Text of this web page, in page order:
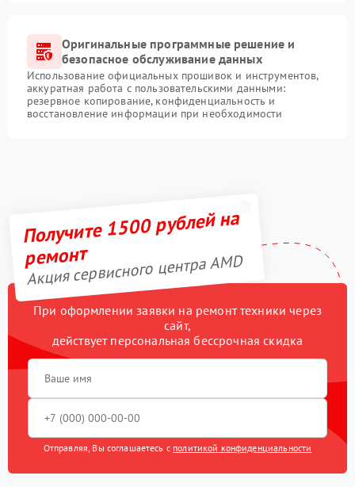
Оригинальные программные решение и
безопасное обслуживание данных
Использование официальных прошивок и инструментов,
аккуратная работа с пользовательскими данными:
резервное копирование, конфиденциальность и
восстановление информации при необходимости
Получите 1500 рублей на
ремонт
Акция сервисного центра AMD
При оформлении заявки на ремонт техники через
сайт,
действует персональная бессрочная скидка
Отправляя, Вы соглашаетесь с политикой конфиденциальности